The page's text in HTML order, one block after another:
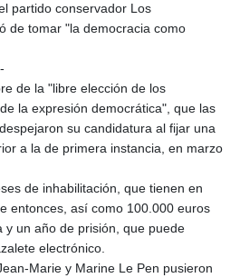
partido conservador Los
de tomar "la democracia como
de la "libre elección de los
la expresión democrática", que las
su candidatura al fijar una
a la de primera instancia, en marzo
de inhabilitación, que tienen en
entonces, así como 100.000 euros
y un año de prisión, que puede
electrónico.
Marie y Marine Le Pen pusieron